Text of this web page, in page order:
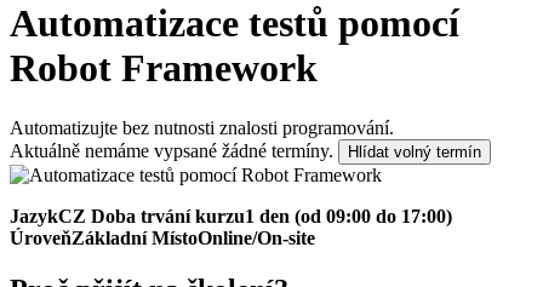
Automatizace testů pomocí
Robot Framework
Automatizujte bez nutnosti znalosti programování.
Aktuálně nemáme vypsané žádné termíny.
Hlídat volný termín
JazykCZ Doba trvání kurzu1 den (od 09:00 do 17:00)
ÚroveňZákladní MístoOnline/On-site